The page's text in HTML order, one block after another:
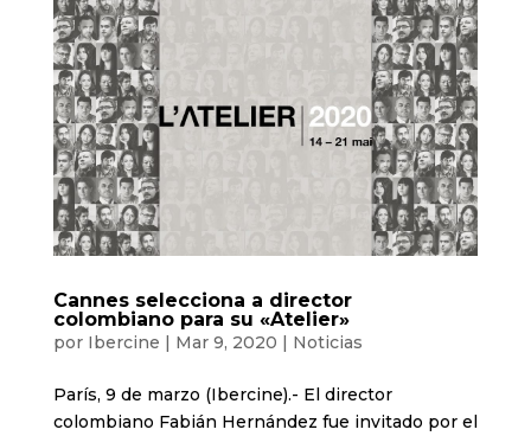
Cannes selecciona a director
colombiano para su «Atelier»
por Ibercine | Mar 9, 2020 | Noticias
París, 9 de marzo (Ibercine).- El director
colombiano Fabián Hernández fue invitado por el